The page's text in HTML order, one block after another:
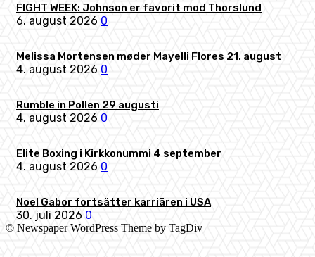
FIGHT WEEK: Johnson er favorit mod Thorslund
6. august 2026 0
Melissa Mortensen møder Mayelli Flores 21. august
4. august 2026 0
Rumble in Pollen 29 augusti
4. august 2026 0
Elite Boxing i Kirkkonummi 4 september
4. august 2026 0
Noel Gabor fortsätter karriären i USA
30. juli 2026 0
© Newspaper WordPress Theme by TagDiv